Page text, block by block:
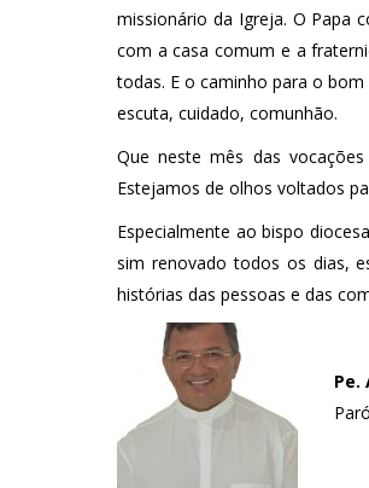
missionário da Igreja. O Papa
com a casa comum e a
todas. E o caminho para o
escuta, cuidado, comunhão.
Que neste mês das
Estejamos de olhos voltados
Especialmente ao bispo
sim renovado todos os dias,
histórias das pessoas e das
Pe.